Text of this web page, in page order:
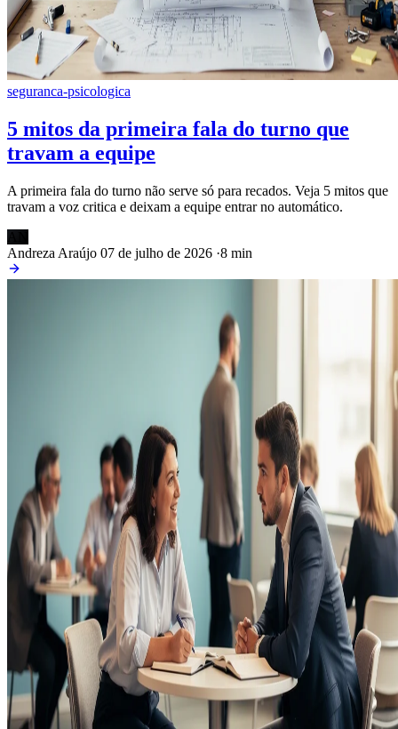
seguranca-psicologica
5 mitos da primeira fala do turno que
travam a equipe
A primeira fala do turno não serve só para recados. Veja 5 mitos que
travam a voz critica e deixam a equipe entrar no automático.
Andreza Araújo 07 de julho de 2026 ·8 min